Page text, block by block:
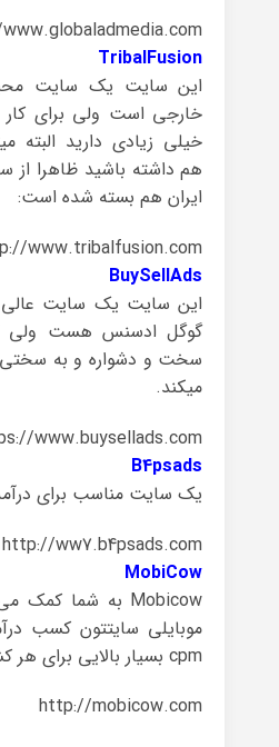
TribalFusion
این سایت یک سایت
خارجی است ولی برای کار
خیلی زیادی دارید البته
هم داشته باشید ظاهرا از
ایران هم بسته شده است:
www.tribalfusion.com
BuySellAds
این سایت یک سایت عالی
گوگل ادسنس هست ولی
سخت و دشواره و به سختی
میکند.
www.buysellads.com
B4psads
یک سایت مناسب برای
http://ww7.b4psads.com
MobiCow
Mobicow به شما کمک
موبایلی سایتتون کسب
cpm بسیار بالایی برای هر کشور دارد:
http://mobicow.com